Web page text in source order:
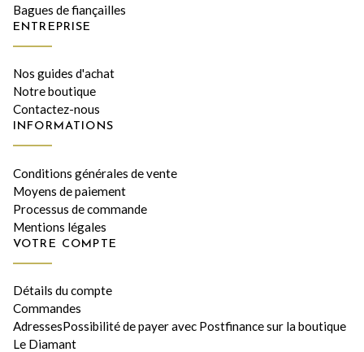
Bagues de fiançailles
ENTREPRISE
Nos guides d'achat
Notre boutique
Contactez-nous
INFORMATIONS
Conditions générales de vente
Moyens de paiement
Processus de commande
Mentions légales
VOTRE COMPTE
Détails du compte
Commandes
AdressesPossibilité de payer avec Postfinance sur la boutique
Le Diamant